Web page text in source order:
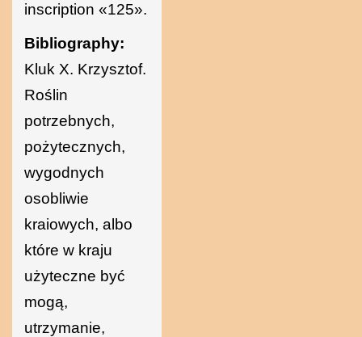
inscription «125».
Bibliography:
Kluk X. Krzysztof.
Roślin
potrzebnych,
pożytecznych,
wygodnych
osobliwie
kraiowych, albo
które w kraju
użyteczne być
mogą,
utrzymanie,